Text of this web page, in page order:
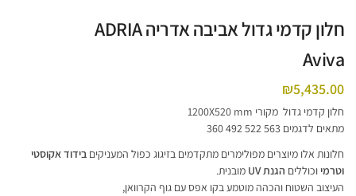
חלון קדמי גדול אביבה אדריה ADRIA
Aviva
₪5,435.00
חלון קדמי גדול מקורי 1200X520 mm
מתאים לדגמים 563 522 492 360
חלונות אלו מיוצרים מפולימרים מתקדמים בזיגוג כפול המעניקים בידוד אקוסטי
וטרמי וכוללים הגנת UV
מובנית.
העיצוב השטוח והכהה מוטמע בקו אפס עם גוף הקרוואן,